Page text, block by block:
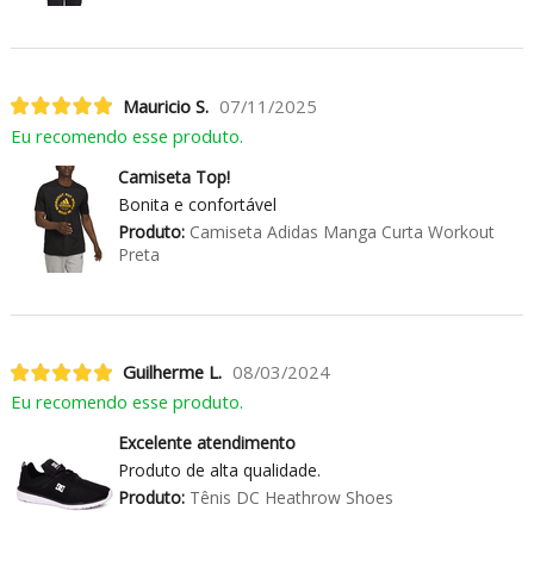
Mauricio S. 07/11/2025
Eu recomendo esse produto.
Camiseta Top!
Bonita e confortável
Produto:Camiseta Adidas Manga Curta Workout
Preta
Guilherme L. 08/03/2024
Eu recomendo esse produto.
Excelente atendimento
Produto de alta qualidade.
Produto:Tênis DC Heathrow Shoes